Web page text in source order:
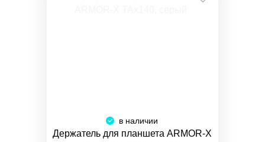
в наличии
Держатель для планшета ARMOR-X